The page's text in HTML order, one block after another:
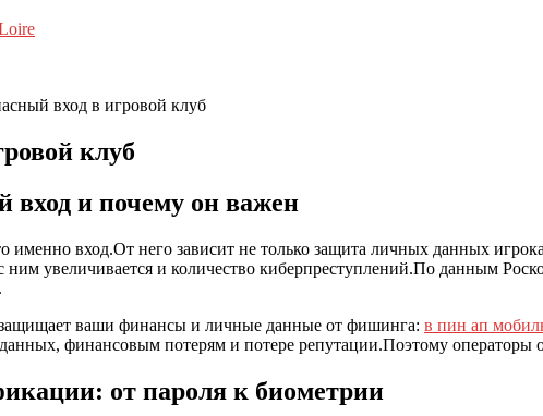
вход в игровой клуб
клуб
вход и почему он важен
именно вход.От него зависит не только защита личных данных
ним увеличивается и количество киберпреступлений.По данным
ваши финансы и личные данные от фишинга: в пин ап
финансовым потерям и потере репутации.Поэтому операторы
от пароля к биометрии